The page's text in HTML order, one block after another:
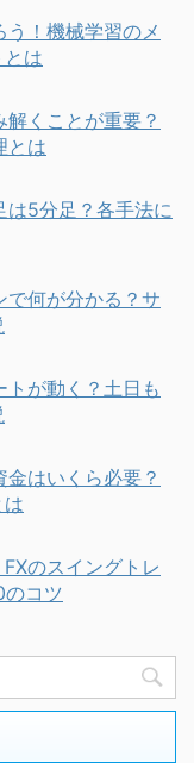
う！機械学習のメ
は
くことが重要？
とは
は5分足？各手法に
で何が分かる？サ
トが動く？土日も
はいくら必要？
は
のスイングトレ
のコツ